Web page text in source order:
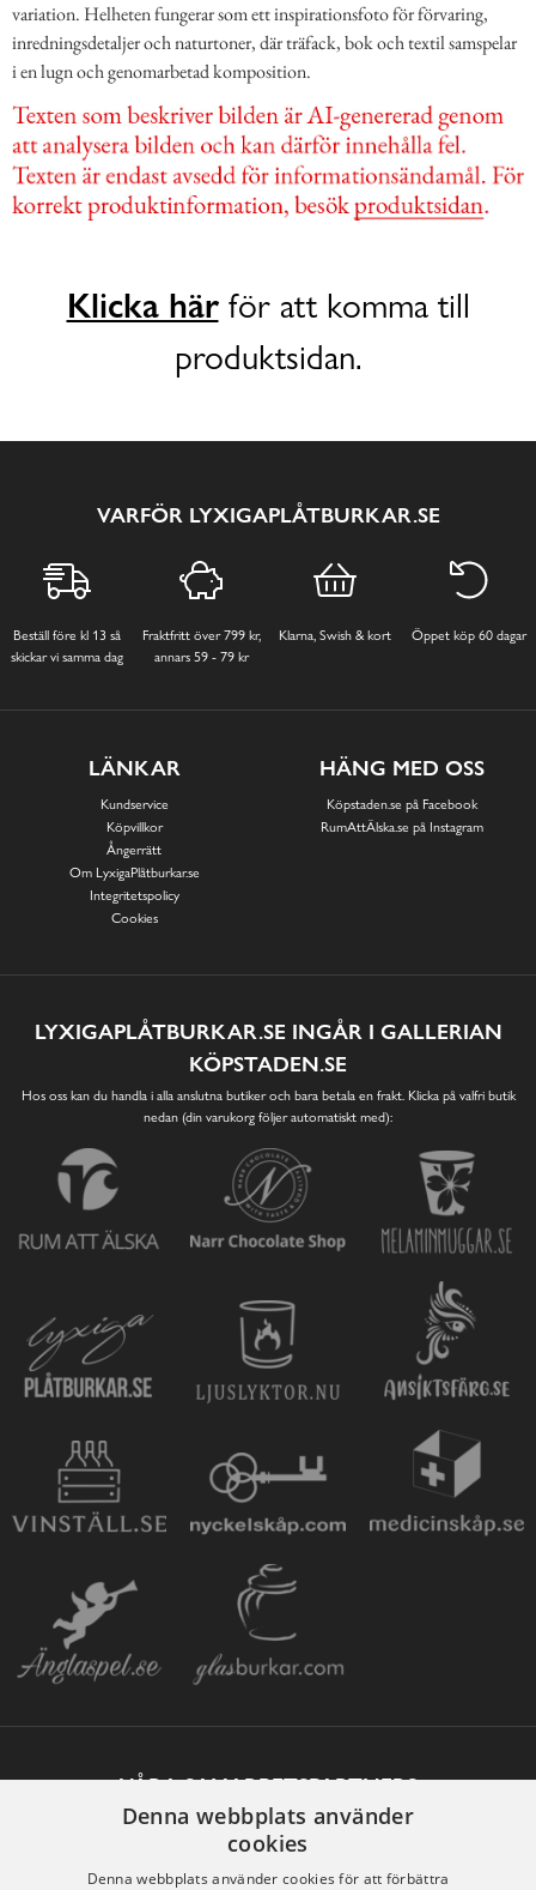
variation. Helheten fungerar som ett inspirationsfoto för förvaring,
inredningsdetaljer och naturtoner, där träfack, bok och textil samspelar
i en lugn och genomarbetad komposition.
Klicka härför att komma till
produktsidan.
VARFÖR LYXIGAPLÅTBURKAR.SE
Beställ före kl 13 så
skickar vi samma dag
Fraktfritt över 799 kr,
annars 59 - 79 kr
Klarna, Swish & kort Öppet köp 60 dagar
LÄNKAR
Kundservice
Köpvillkor
Ångerrätt
Om LyxigaPlåtburkar.se
Integritetspolicy
Cookies
HÄNG MED OSS
Köpstaden.se på Facebook
RumAttÄlska.se på Instagram
LYXIGAPLÅTBURKAR.SE INGÅR I GALLERIAN
KÖPSTADEN.SE
Hos oss kan du handla i alla anslutna butiker och bara betala en frakt. Klicka på valfri butik
nedan (din varukorg följer automatiskt med):
VÅRA SAMARBETSPARTNERS
Denna webbplats använder
cookies
Denna webbplats använder cookies för att förbättra